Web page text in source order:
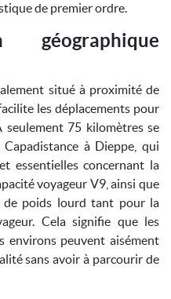
de premier ordre.
géographique
situé à proximité de
les déplacements pour
75 kilomètres se
à Dieppe, qui
essentielles concernant la
voyageur V9, ainsi que
de poids lourd tant pour la
Cela signifie que les
environs peuvent aisément
sans avoir à parcourir de